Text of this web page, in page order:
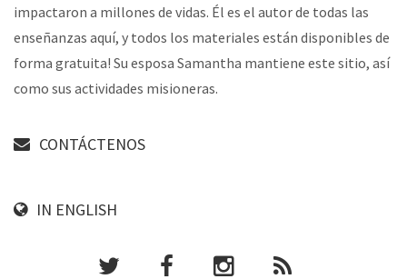
impactaron a millones de vidas. Él es el autor de todas las
enseñanzas aquí, y todos los materiales están disponibles de
forma gratuita! Su esposa Samantha mantiene este sitio, así
como sus actividades misioneras.
CONTÁCTENOS
IN ENGLISH